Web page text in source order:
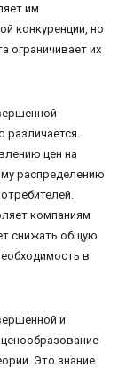
им
конкуренции, но
ограничивает их
различается.
цен на
распределению
компаниям
снижать общую
в
и
Это знание